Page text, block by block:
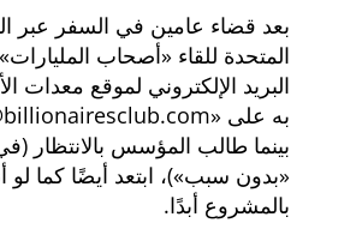
بعد قضاء عامين في السفر عبر
المتحدة للقاء
أصحاب المليارات
البريد الإلكتروني لموقع معدات
به على
بينما طالب المؤسس بالانتظار (في
بدون سبب )، ابتعد أيضًا كما لو
بالمشروع أبدًا.